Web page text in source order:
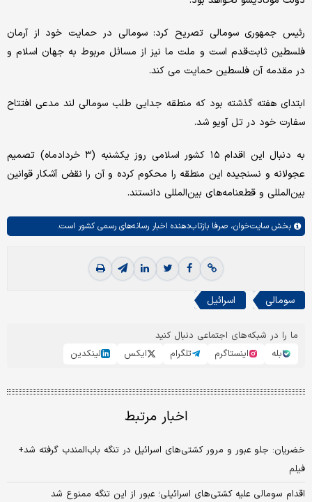
رئیس جمهوری سومالی تصریح کرد: سومالی در حمایت خود از آرمان
فلسطین ثابت‌قدم است و ملت ما نیز از مسائل مربوط به جهان اسلام و
در مقدمه آن فلسطین حمایت می کند.
ابتدای هفته گذشته بود که منطقه جدایی طلب سومالی لند مدعی افتتاح
سفارت خود در تل آویو شد.
به دنبال این اقدام ۱۵ کشور اسلامی روز یکشنبه (۳ خردادماه) تصمیم
عجولانه و نسنجیده این منطقه را محکوم کرده و آن را نقض آشکار قوانین
بین‌المللی و قطعنامه‌های بین‌المللی دانستند.
بخش سایت‌خوان، صرفا بازتاب‌دهنده اخبار رسانه‌های رسمی کشور است.
سومالی اسرائیل
ما را در شبکه‌های اجتماعی دنبال کنید
بله
اینستاگرم تلگرام ایکس لینکدین
اخبار مرتبط
خضریان: جلو عبور و مرور کشتی‌های اسرائیل در تنگه باب‌المندب گرفته شد+
فیلم
اقدام سومالی علیه کشتی‌های اسرائیلی؛ عبور از این تنگه ممنوع شد